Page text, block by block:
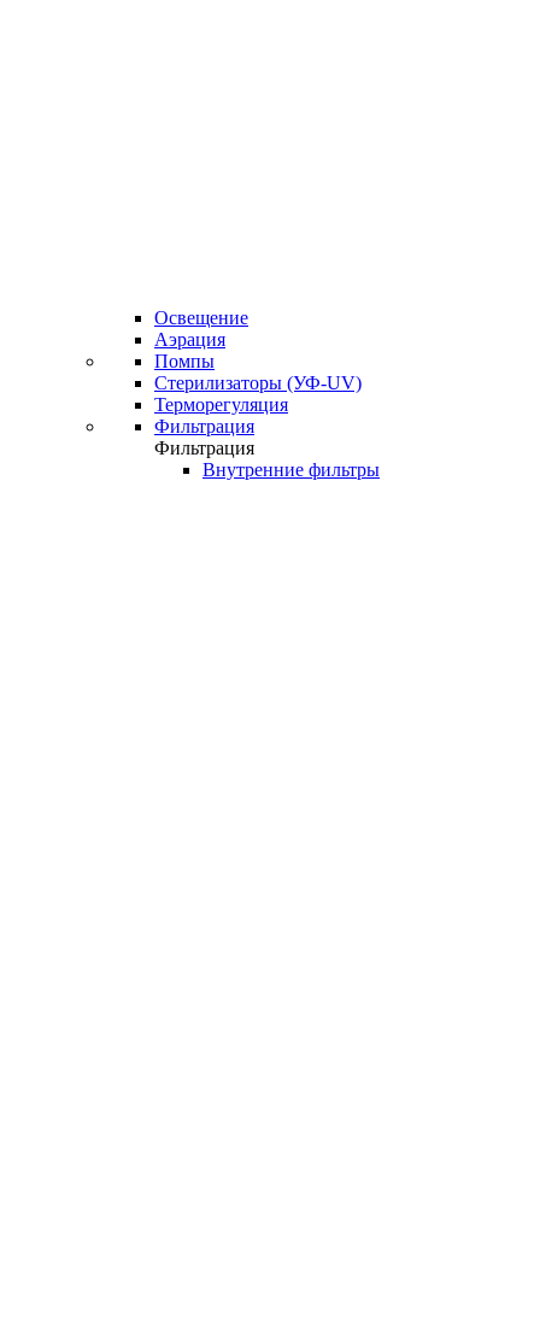
Освещение
Аэрация
Помпы
Стерилизаторы (УФ-UV)
Терморегуляция
Фильтрация
Фильтрация
Внутренние фильтры